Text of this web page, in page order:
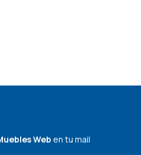
Web en tu mail